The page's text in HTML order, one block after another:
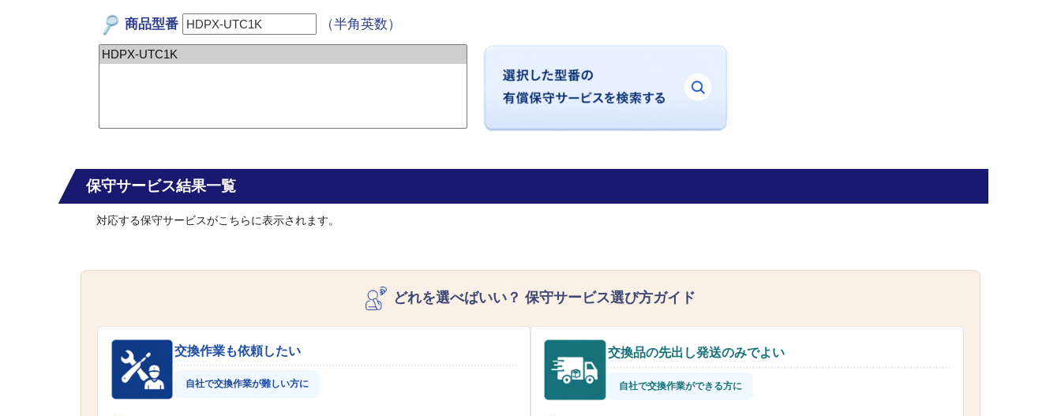
商品型番 （半角英数）
保守サービス結果一覧
対応する保守サービスがこちらに表示されます。
どれを選べばいい？ 保守サービス選び方ガイド
交換作業も依頼したい
自社で交換作業が難しい方に
交換品の先出し発送のみでよい
自社で交換作業ができる方に